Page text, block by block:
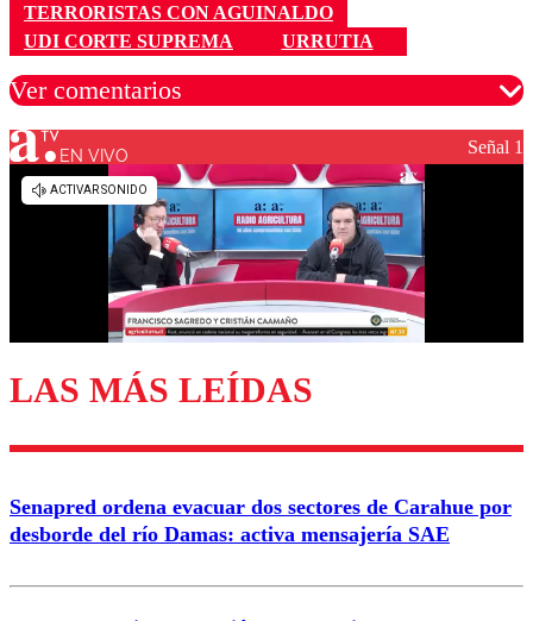
TERRORISTAS CON AGUINALDO
UDI CORTE SUPREMA
URRUTIA
Ver comentarios
Los comentarios son moderados para garantizar un
diálogo respetuoso.
Enviar comentario
EN VIVO Señal 1
LAS MÁS LEÍDAS
Senapred ordena evacuar dos sectores de Carahue por
desborde del río Damas: activa mensajería SAE